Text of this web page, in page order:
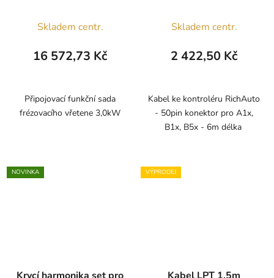
Skladem centr.
16 572,73 Kč
Připojovací funkční sada
frézovacího vřetene 3,0kW
Skladem centr.
2 422,50 Kč
Kabel ke kontroléru RichAuto
- 50pin konektor pro A1x,
B1x, B5x - 6m délka
NOVINKA VÝPRODEJ